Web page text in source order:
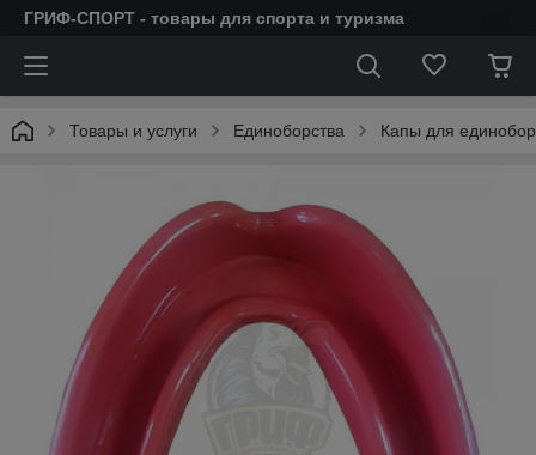
ГРИФ-СПОРТ - товары для спорта и туризма
Товары и услуги Единоборства Капы для